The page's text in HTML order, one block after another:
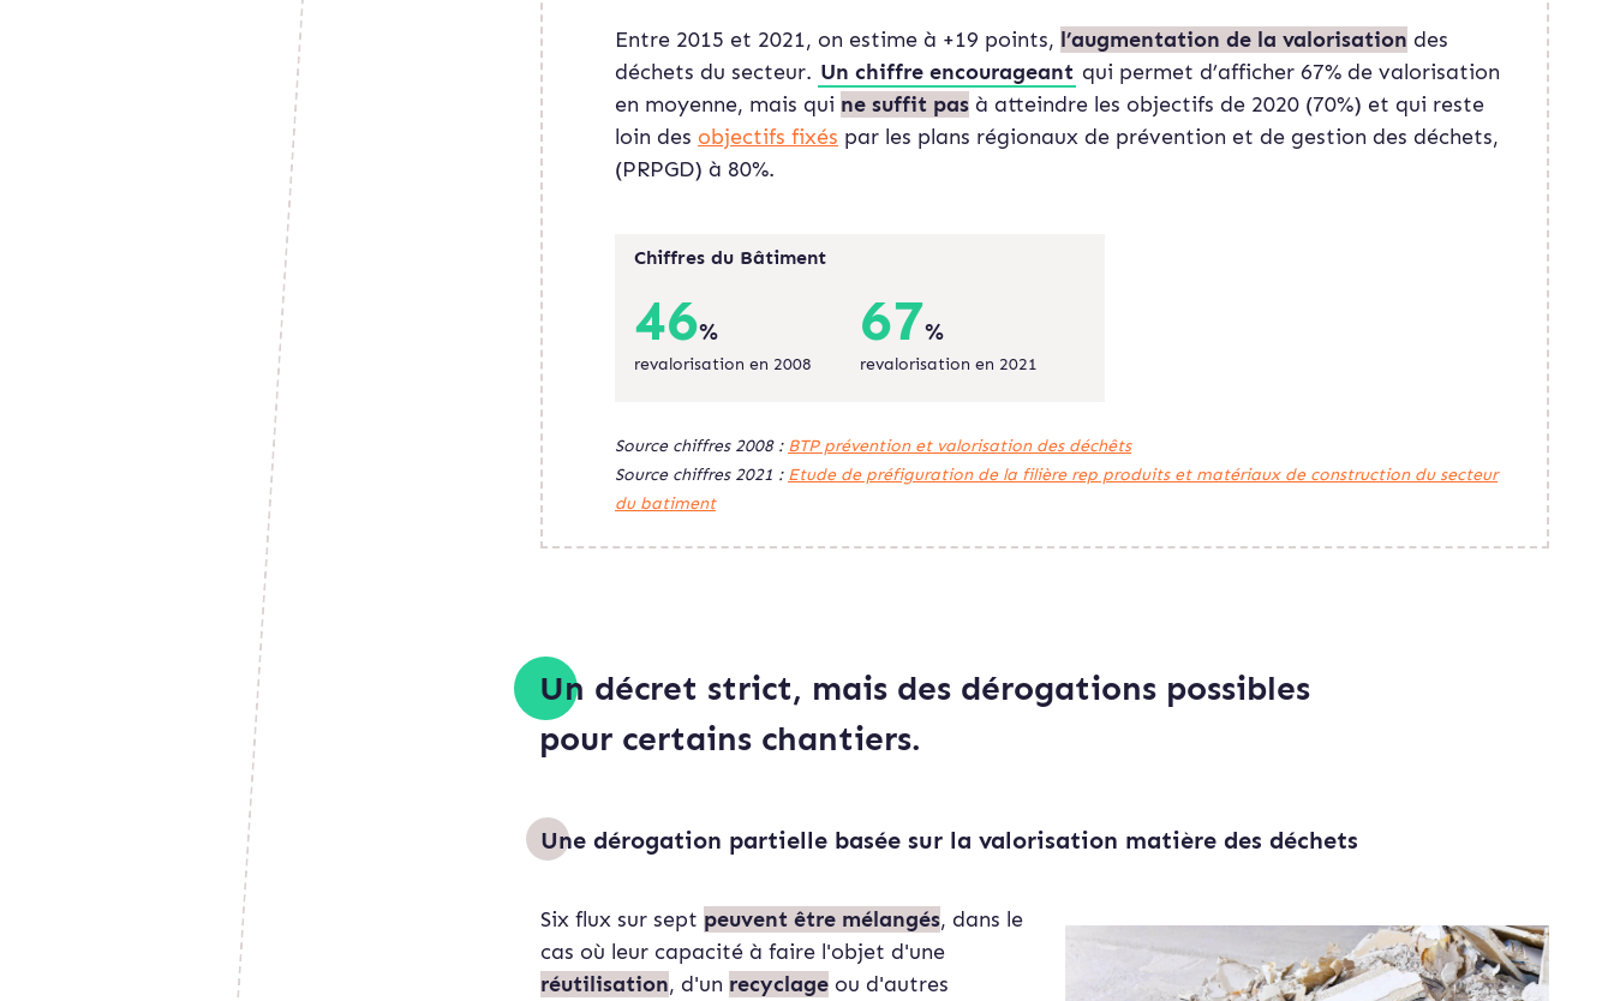
Entre 2015 et 2021, on estime à +19 points, l’augmentation de la valorisation des
déchets du secteur. Un chiffre encourageant qui permet d’afficher 67% de valorisation
en moyenne, mais qui ne suffit pas à atteindre les objectifs de 2020 (70%) et qui reste
loin des objectifs fixés par les plans régionaux de prévention et de gestion des déchets,
(PRPGD) à 80%.
Chiffres du Bâtiment
46%
revalorisation en 2008
67%
revalorisation en 2021
Source chiffres 2008 : BTP prévention et valorisation des déchêts
Source chiffres 2021 : Etude de préfiguration de la filière rep produits et matériaux de construction du secteur
du batiment
Un décret strict, mais des dérogations possibles
pour certains chantiers.
Une dérogation partielle basée sur la valorisation matière des déchets
Six flux sur sept peuvent être mélangés, dans le
cas où leur capacité à faire l'objet d'une
réutilisation, d'un recyclage ou d'autres